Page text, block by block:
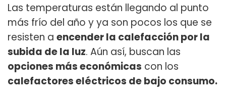
Las temperaturas están llegando al punto
más frío del año y ya son pocos los que se
resisten a encender la calefacción por la
subida de la luz. Aún así, buscan las
opciones más económicas con los
calefactores eléctricos de bajo consumo.